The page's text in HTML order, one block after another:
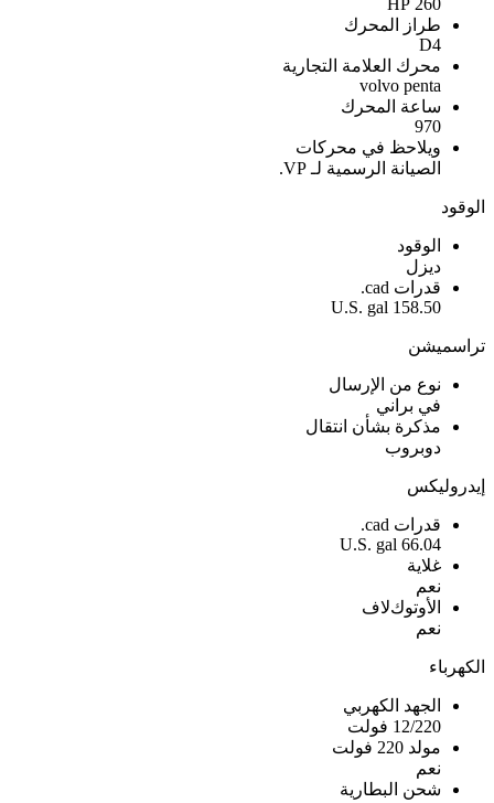
طراز المحرك
D4
محرك العلامة التجارية
volvo penta
ساعة المحرك
970
ويلاحظ في محركات
الصيانة الرسمية لـ VP.
الوقود
الوقود
ديزل
قدرات cad.
158.50 U.S. gal
تراسميشن
نوع من الإرسال
في براني
مذكرة بشأن انتقال
دوبروب
إيدروليكس
قدرات cad.
66.04 U.S. gal
غلاية
نعم
اﻷوتوكﻻف
نعم
الكهرباء
الجهد الكهربي
12/220 فولت
مولد 220 فولت
نعم
شحن البطارية